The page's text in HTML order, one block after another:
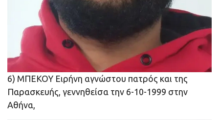
6) ΜΠΕΚΟΥ Ειρήνη αγνώστου πατρός και της
Παρασκευής, γεννηθείσα την 6-10-1999 στην
Αθήνα,